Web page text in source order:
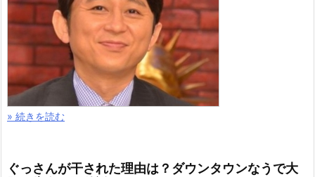
» 続きを読む
ぐっさんが干された理由は？ダウンタウンなうで大